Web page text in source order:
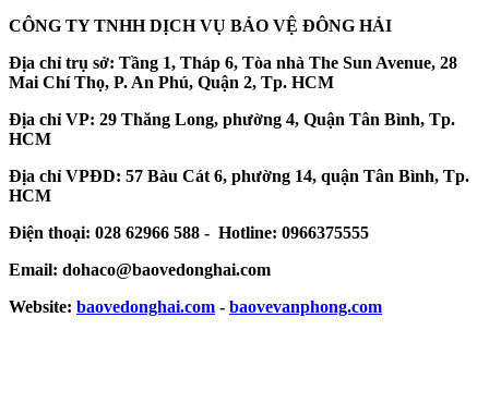
CÔNG TY TNHH DỊCH VỤ BẢO VỆ ĐÔNG HẢI
Địa chỉ trụ sở: Tầng 1, Tháp 6, Tòa nhà The Sun Avenue, 28
Mai Chí Thọ, P. An Phú, Quận 2, Tp. HCM
Địa chỉ VP: 29 Thăng Long, phường 4, Quận Tân Bình, Tp.
HCM
Địa chỉ VPĐD: 57 Bàu Cát 6, phường 14, quận Tân Bình, Tp.
HCM
Điện thoại: 028 62966 588 - Hotline: 0966375555
Email: dohaco@baovedonghai.com
Website: baovedonghai.com - baovevanphong.com